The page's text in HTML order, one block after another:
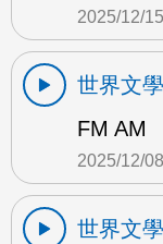
2025/12/15
世界文
FM AM
2025/12/08
世界文